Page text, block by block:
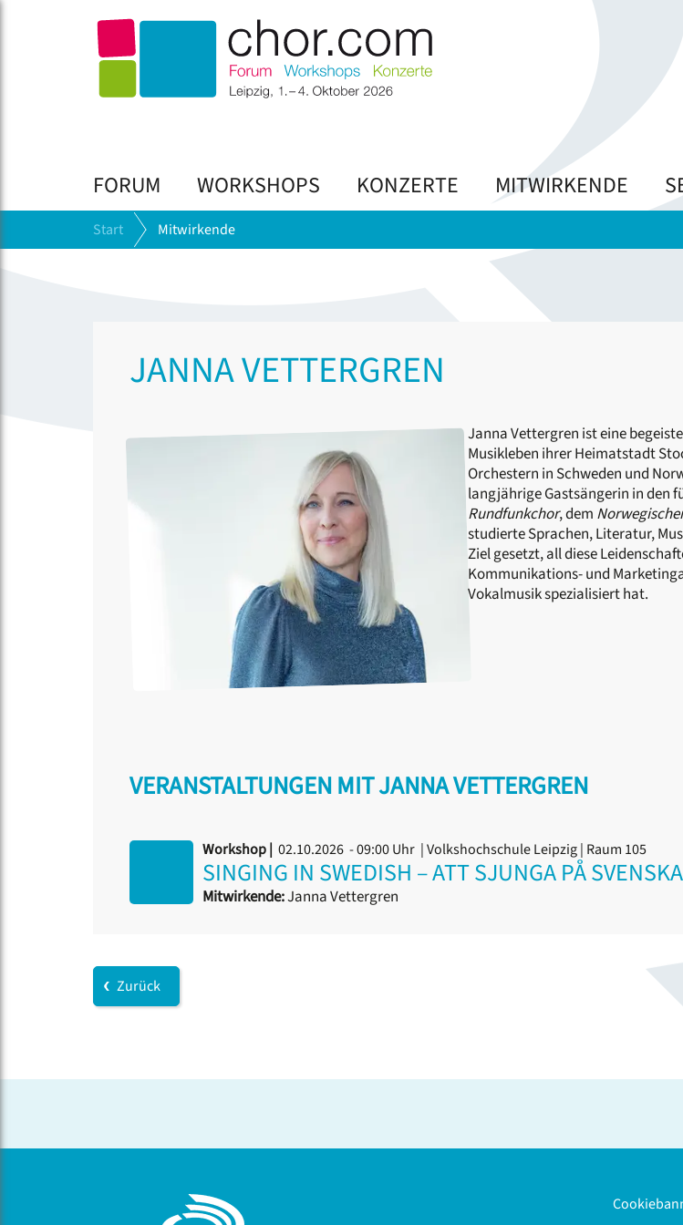
FORUM WORKSHOPS KONZERTE MITWIRKENDE
Start Mitwirkende
JANNA VETTERGREN
Janna Vettergren ist eine
Musikleben ihrer Heimatstadt
Orchestern in Schweden und
langjährige Gastsängerin in den
Rundfunkchor, dem
studierte Sprachen, Literatur,
Ziel gesetzt, all diese
Kommunikations- und
Vokalmusik spezialisiert hat.
VERANSTALTUNGEN MIT JANNA VETTERGREN
Workshop | 02.10.2026 - 09:00 Uhr | Volkshochschule Leipzig | Raum 105
SINGING IN SWEDISH – ATT SJUNGA PÅ SVENSKA
Mitwirkende:Janna Vettergren
Zurück